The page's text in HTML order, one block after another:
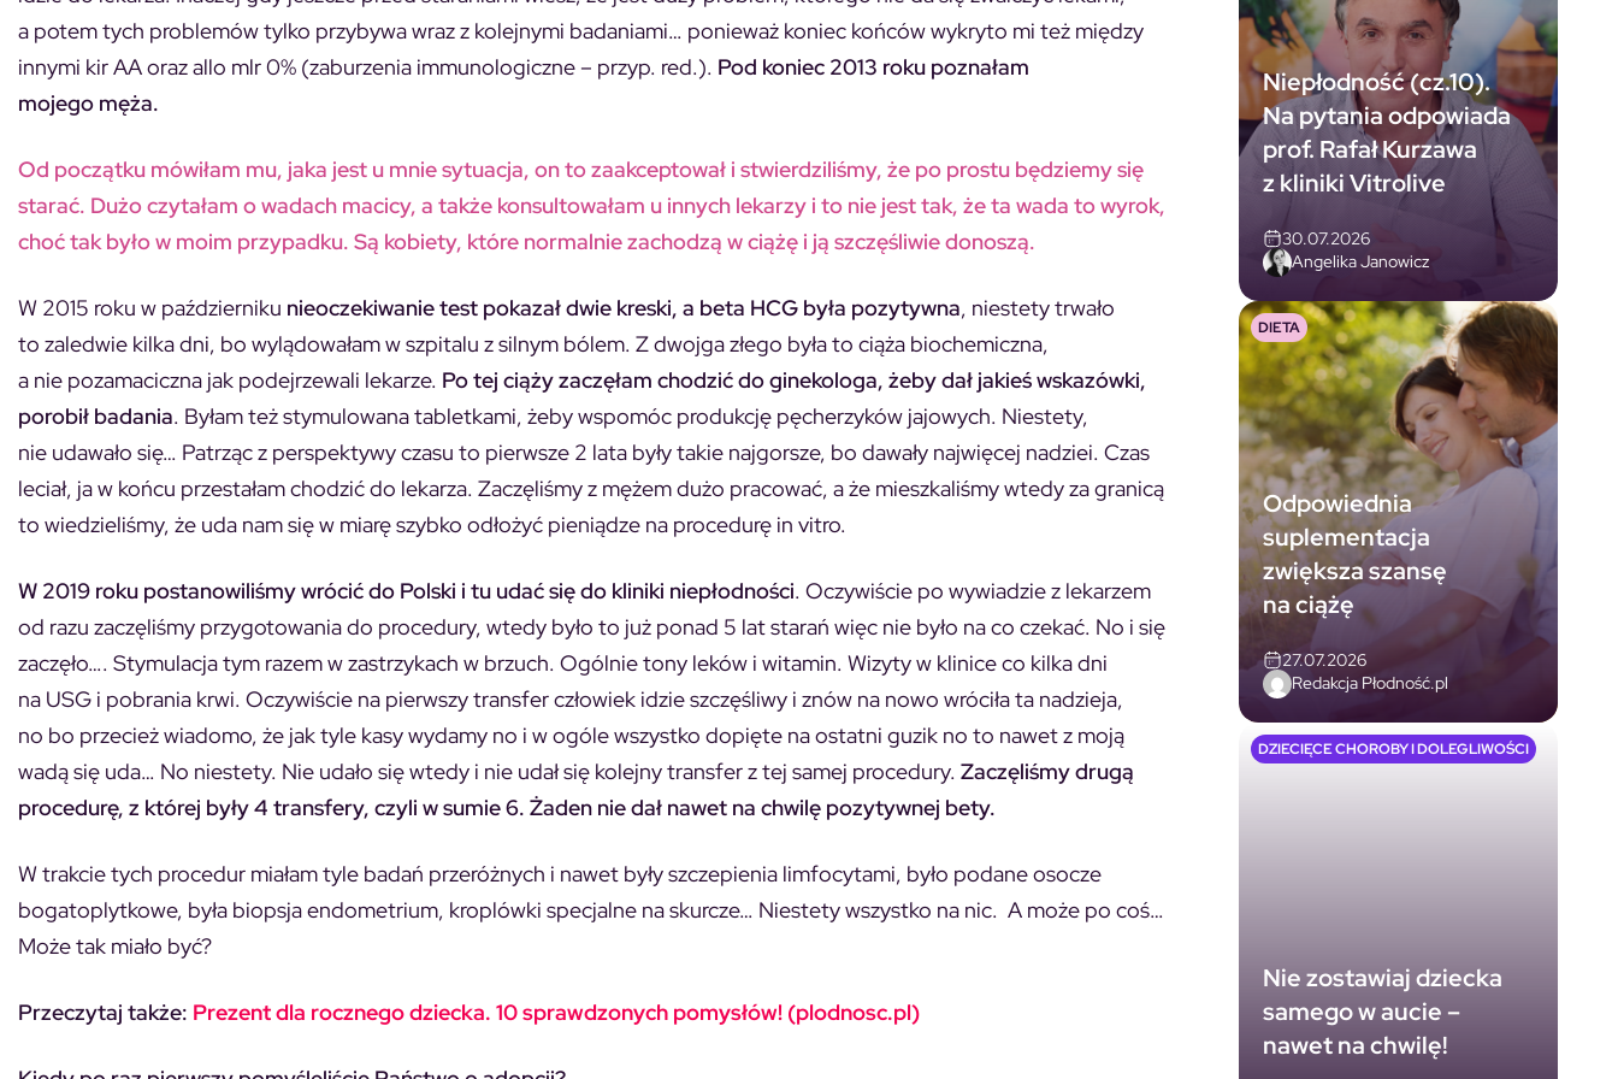
a potem tych problemów tylko przybywa wraz z kolejnymi badaniami… ponieważ koniec końców wykryto mi też między
innymi kir AA oraz allo mlr 0% (zaburzenia immunologiczne – przyp. red.). Pod koniec 2013 roku poznałam
mojego męża.
Od początku mówiłam mu, jaka jest u mnie sytuacja, on to zaakceptował i stwierdziliśmy, że po prostu będziemy się
starać. Dużo czytałam o wadach macicy, a także konsultowałam u innych lekarzy i to nie jest tak, że ta wada to wyrok,
choć tak było w moim przypadku. Są kobiety, które normalnie zachodzą w ciążę i ją szczęśliwie donoszą.
W 2015 roku w październiku nieoczekiwanie test pokazał dwie kreski, a beta HCG była pozytywna, niestety trwało
to zaledwie kilka dni, bo wylądowałam w szpitalu z silnym bólem. Z dwojga złego była to ciąża biochemiczna,
a nie pozamaciczna jak podejrzewali lekarze. Po tej ciąży zaczęłam chodzić do ginekologa, żeby dał jakieś wskazówki,
porobił badania. Byłam też stymulowana tabletkami, żeby wspomóc produkcję pęcherzyków jajowych. Niestety,
nie udawało się… Patrząc z perspektywy czasu to pierwsze 2 lata były takie najgorsze, bo dawały najwięcej nadziei. Czas
leciał, ja w końcu przestałam chodzić do lekarza. Zaczęliśmy z mężem dużo pracować, a że mieszkaliśmy wtedy za granicą
to wiedzieliśmy, że uda nam się w miarę szybko odłożyć pieniądze na procedurę in vitro.
W 2019 roku postanowiliśmy wrócić do Polski i tu udać się do kliniki niepłodności. Oczywiście po wywiadzie z lekarzem
od razu zaczęliśmy przygotowania do procedury, wtedy było to już ponad 5 lat starań więc nie było na co czekać. No i się
zaczęło…. Stymulacja tym razem w zastrzykach w brzuch. Ogólnie tony leków i witamin. Wizyty w klinice co kilka dni
na USG i pobrania krwi. Oczywiście na pierwszy transfer człowiek idzie szczęśliwy i znów na nowo wróciła ta nadzieja,
no bo przecież wiadomo, że jak tyle kasy wydamy no i w ogóle wszystko dopięte na ostatni guzik no to nawet z moją
wadą się uda… No niestety. Nie udało się wtedy i nie udał się kolejny transfer z tej samej procedury. Zaczęliśmy drugą
procedurę, z której były 4 transfery, czyli w sumie 6. Żaden nie dał nawet na chwilę pozytywnej bety.
W trakcie tych procedur miałam tyle badań przeróżnych i nawet były szczepienia limfocytami, było podane osocze
bogatoplytkowe, była biopsja endometrium, kroplówki specjalne na skurcze… Niestety wszystko na nic. A może po coś…
Może tak miało być?
Przeczytaj także: Prezent dla rocznego dziecka. 10 sprawdzonych pomysłów! (plodnosc.pl)
Niepłodność (cz.10).
Na pytania odpowiada
prof. Rafał Kurzawa
z kliniki Vitrolive
30.07.2026
Angelika Janowicz
Odpowiednia
suplementacja
zwiększa szansę
na ciążę
27.07.2026
Redakcja Płodność.pl
DIETA
Nie zostawiaj dziecka
samego w aucie –
nawet na chwilę!
DZIECIĘCE CHOROBY I DOLEGLIWOŚCI